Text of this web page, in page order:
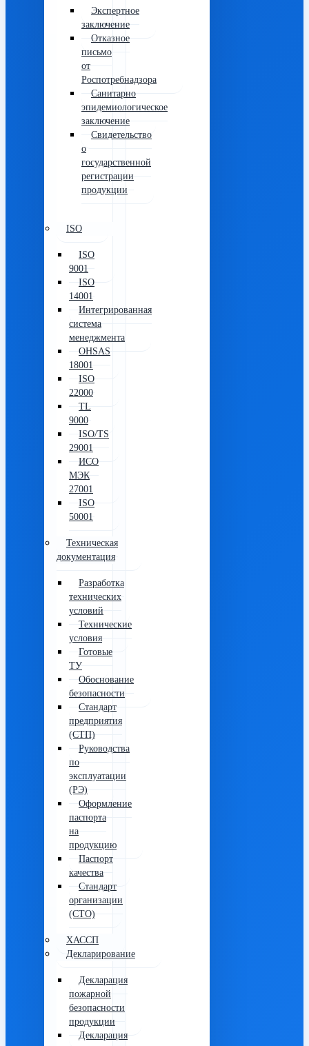
Экспертное
заключение
Отказное
письмо
от
Роспотребнадзора
Санитарно
эпидемиологическое
заключение
Свидетельство
о
государственной
регистрации
продукции
ISO
ISO
9001
ISO
14001
Интегрированная
система
менеджмента
OHSAS
18001
ISO
22000
TL
9000
ISO/TS
29001
ИСО
МЭК
27001
ISO
50001
Техническая
документация
Разработка
технических
условий
Технические
условия
Готовые
ТУ
Обоснование
безопасности
Стандарт
предприятия
(СТП)
Руководства
по
эксплуатации
(РЭ)
Оформление
паспорта
на
продукцию
Паспорт
качества
Стандарт
организации
(СТО)
ХАССП
Декларирование
Декларация
пожарной
безопасности
продукции
Декларация